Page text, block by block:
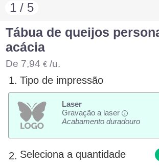
1 / 5
Tábua de queijos
acácia
De 7,94 € /u.
1. Tipo de impressão
Laser
Gravação a laser
i
Acabamento duradouro
2. Seleciona a quantidade